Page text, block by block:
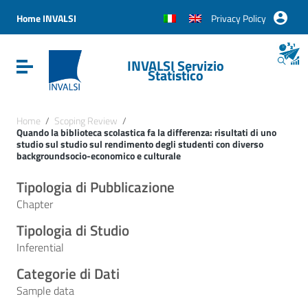
Vai al menu di navigazione
Vai al footer
Home INVALSI Privacy Policy
Attiva / disattiva la navigazioneINVALSI Servizio
Statistico
Home / Scoping Review /
Quando la biblioteca scolastica fa la differenza: risultati di uno
studio sul studio sul rendimento degli studenti con diverso
backgroundsocio-economico e culturale
Tipologia di Pubblicazione
Chapter
Tipologia di Studio
Inferential
Categorie di Dati
Sample data